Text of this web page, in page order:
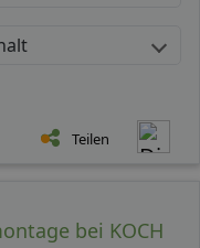
Teilen
bei KOCH